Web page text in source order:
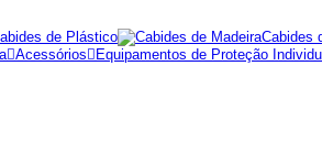
de Plástico
Cabides
Acessórios
Equipamentos de Proteção